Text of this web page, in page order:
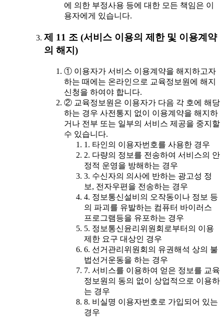
에 의한 부정사용 등에 대한 모든 책임은 이
용자에게 있습니다.
제 11 조 (서비스 이용의 제한 및 이용계약
의 해지)
① 이용자가 서비스 이용계약을 해지하고자
하는 때에는 온라인으로 교육정보원에 해지
신청을 하여야 합니다.
② 교육정보원은 이용자가 다음 각 호에 해당
하는 경우 사전통지 없이 이용계약을 해지하
거나 전부 또는 일부의 서비스 제공을 중지할
수 있습니다.
1. 타인의 이용자번호를 사용한 경우
2. 다량의 정보를 전송하여 서비스의 안
정적 운영을 방해하는 경우
3. 수신자의 의사에 반하는 광고성 정
보, 전자우편을 전송하는 경우
4. 정보통신설비의 오작동이나 정보 등
의 파괴를 유발하는 컴퓨터 바이러스
프로그램등을 유포하는 경우
5. 정보통신윤리위원회로부터의 이용
제한 요구 대상인 경우
6. 선거관리위원회의 유권해석 상의 불
법선거운동을 하는 경우
7. 서비스를 이용하여 얻은 정보를 교육
정보원의 동의 없이 상업적으로 이용하
는 경우
8. 비실명 이용자번호로 가입되어 있는
경우